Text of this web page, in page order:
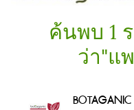
ค้นพบ 1
ว่า"แ
BOTAGANIC